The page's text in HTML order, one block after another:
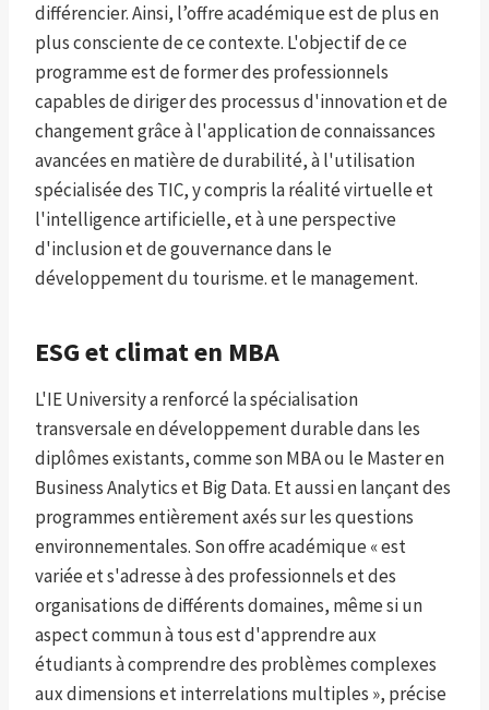
différencier. Ainsi, l’offre académique est de plus en
plus consciente de ce contexte. L'objectif de ce
programme est de former des professionnels
capables de diriger des processus d'innovation et de
changement grâce à l'application de connaissances
avancées en matière de durabilité, à l'utilisation
spécialisée des TIC, y compris la réalité virtuelle et
l'intelligence artificielle, et à une perspective
d'inclusion et de gouvernance dans le
développement du tourisme. et le management.
ESG et climat en MBA
L'IE University a renforcé la spécialisation
transversale en développement durable dans les
diplômes existants, comme son MBA ou le Master en
Business Analytics et Big Data. Et aussi en lançant des
programmes entièrement axés sur les questions
environnementales. Son offre académique « est
variée et s'adresse à des professionnels et des
organisations de différents domaines, même si un
aspect commun à tous est d'apprendre aux
étudiants à comprendre des problèmes complexes
aux dimensions et interrelations multiples », précise